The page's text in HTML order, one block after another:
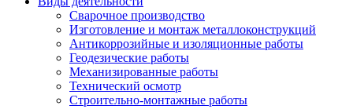
Сварочное производство
Изготовление и монтаж металлоконструкций
Антикоррозийные и изоляционные работы
Геодезические работы
Механизированные работы
Технический осмотр
Строительно-монтажные работы